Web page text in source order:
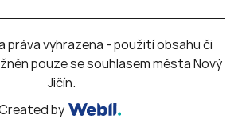
vyhrazena - použití obsahu či
pouze se souhlasem města Nový
Jičín.
by